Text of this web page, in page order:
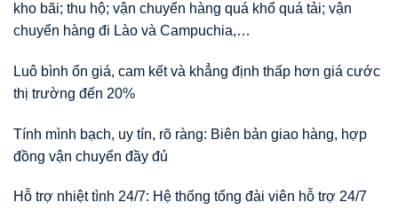
kho bãi; thu hộ; vận chuyển hàng quá khổ quá tải; vận
chuyển hàng đi Lào và Campuchia,…
Luô bình ổn giá, cam kết và khẳng định thấp hơn giá cước
thị trường đến 20%
Tính mình bạch, uy tín, rõ ràng: Biên bản giao hàng, hợp
đồng vận chuyển đầy đủ
Hỗ trợ nhiệt tình 24/7: Hệ thống tổng đài viên hỗ trợ 24/7